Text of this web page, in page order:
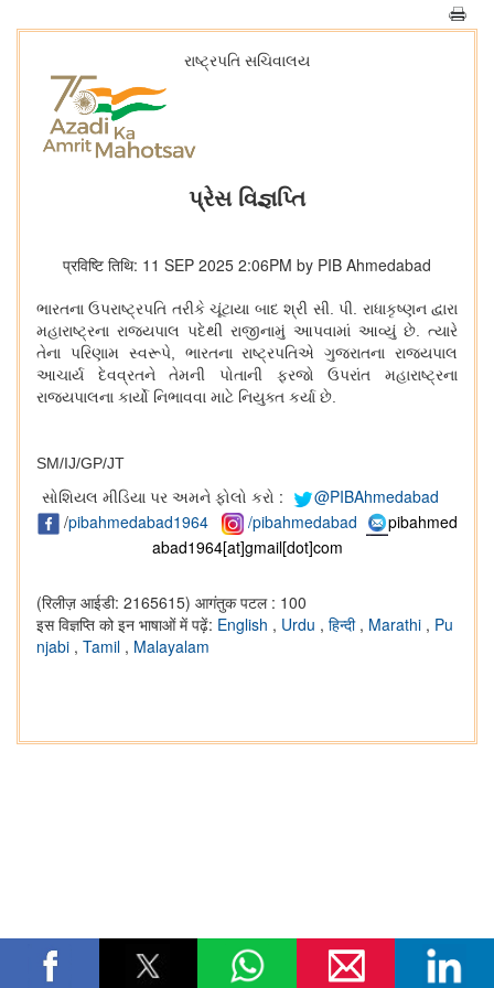
રાષ્ટ્રપતિ સચિવાલય
પ્રેસ વિજ્ઞપ્તિ
प्रविष्टि तिथि: 11 SEP 2025 2:06PM by PIB Ahmedabad
ભારતના ઉપરાષ્ટ્રપતિ તરીકે ચૂંટાયા બાદ શ્રી સી. પી. રાધાકૃષ્ણન દ્વારા
મહારાષ્ટ્રના રાજ્યપાલ પદેથી રાજીનામું આપવામાં આવ્યું છે. ત્યારે
તેના પરિણામ સ્વરૂપે, ભારતના રાષ્ટ્રપતિએ ગુજરાતના રાજ્યપાલ
આચાર્ય દેવવ્રતને તેમની પોતાની ફરજો ઉપરાંત મહારાષ્ટ્રના
રાજ્યપાલના કાર્યો નિભાવવા માટે નિયુક્ત કર્યા છે.
SM/IJ/GP/JT
સોશિયલ મીડિયા પર અમને ફોલો કરો :
@PIBAhmedabad
/pibahmedabad1964 /pibahmedabad
pibahmed
abad1964[at]gmail[dot]com
(रिलीज़ आईडी: 2165615) आगंतुक पटल : 100
इस विज्ञप्ति को इन भाषाओं में पढ़ें: English , Urdu , हिन्दी , Marathi , Pu
njabi , Tamil , Malayalam